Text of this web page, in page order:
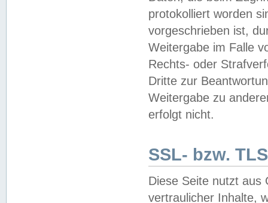
protokolliert worden
vorgeschrieben ist,
Weitergabe im Falle
Rechts- oder
Dritte zur
Weitergabe zu
erfolgt nicht.
SSL- bzw.
Diese Seite nutzt aus
vertraulicher Inhalte,